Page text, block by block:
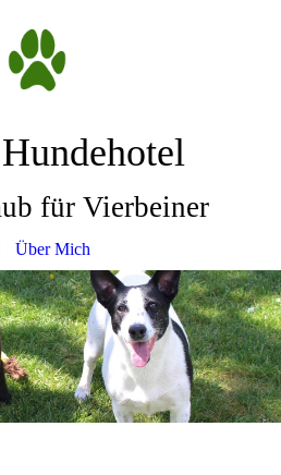
für Vierbeiner
Über Mich